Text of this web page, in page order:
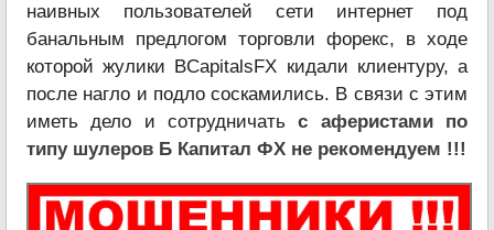
наивных пользователей сети интернет под
банальным предлогом торговли форекс, в ходе
которой жулики BCapitalsFX кидали клиентуру, а
после нагло и подло соскамились. В связи с этим
иметь дело и сотрудничатьс аферистами по
типу шулеров Б Капитал ФХ не рекомендуем !!!